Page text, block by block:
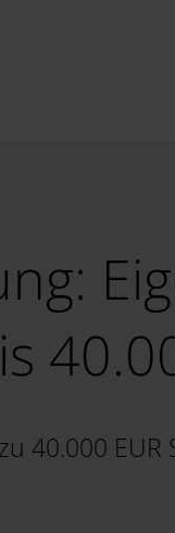
40.000